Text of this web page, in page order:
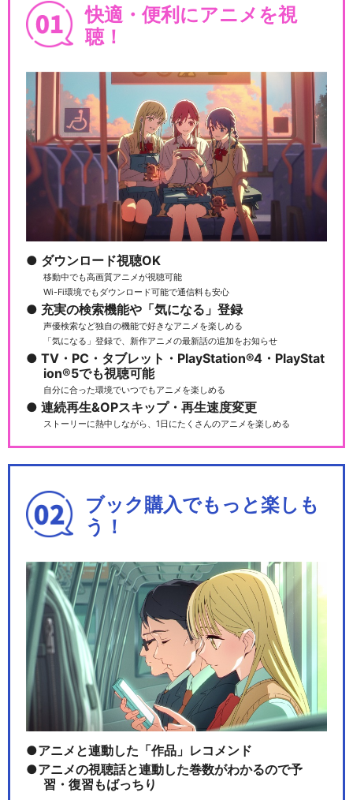
快適・便利にアニメを視
聴！
ダウンロード視聴OK
移動中でも高画質アニメが視聴可能
Wi-Fi環境でもダウンロード可能で通信料も安心
充実の検索機能や「気になる」登録
声優検索など独自の機能で好きなアニメを楽しめる
「気になる」登録で、新作アニメの最新話の追加をお知らせ
TV・PC・タブレット・PlayStation®4・PlayStat
ion®5でも視聴可能
自分に合った環境でいつでもアニメを楽しめる
連続再生&OPスキップ・再生速度変更
ストーリーに熱中しながら、1日にたくさんのアニメを楽しめる
ブック購入でもっと楽しも
う！
アニメと連動した「作品」レコメンド
アニメの視聴話と連動した巻数がわかるので予
習・復習もばっちり